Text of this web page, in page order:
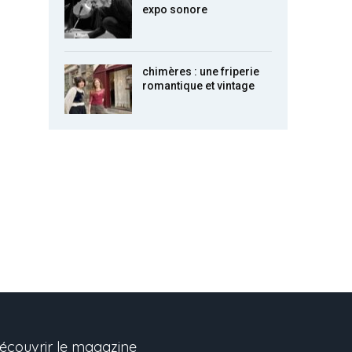
expo sonore
chimères : une friperie
romantique et vintage
le magazine